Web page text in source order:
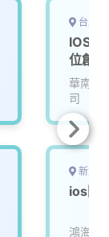
台北
IOS行
位創
華南永
司
新北
ios開
鴻海精